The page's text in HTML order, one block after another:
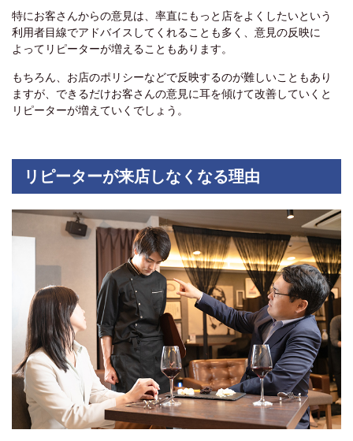
特にお客さんからの意見は、率直にもっと店をよくしたいという
利用者目線でアドバイスしてくれることも多く、意見の反映に
よってリピーターが増えることもあります。
もちろん、お店のポリシーなどで反映するのが難しいこともあり
ますが、できるだけお客さんの意見に耳を傾けて改善していくと
リピーターが増えていくでしょう。
リピーターが来店しなくなる理由